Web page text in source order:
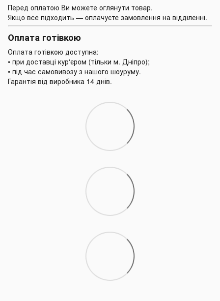
Перед оплатою Ви можете оглянути товар.
Якщо все підходить — оплачуєте замовлення на відділенні.
Оплата готівкою
Оплата готівкою доступна:
• при доставці кур'єром (тільки м. Дніпро);
• під час самовивозу з нашого шоуруму.
Гарантія від виробника 14 днів.